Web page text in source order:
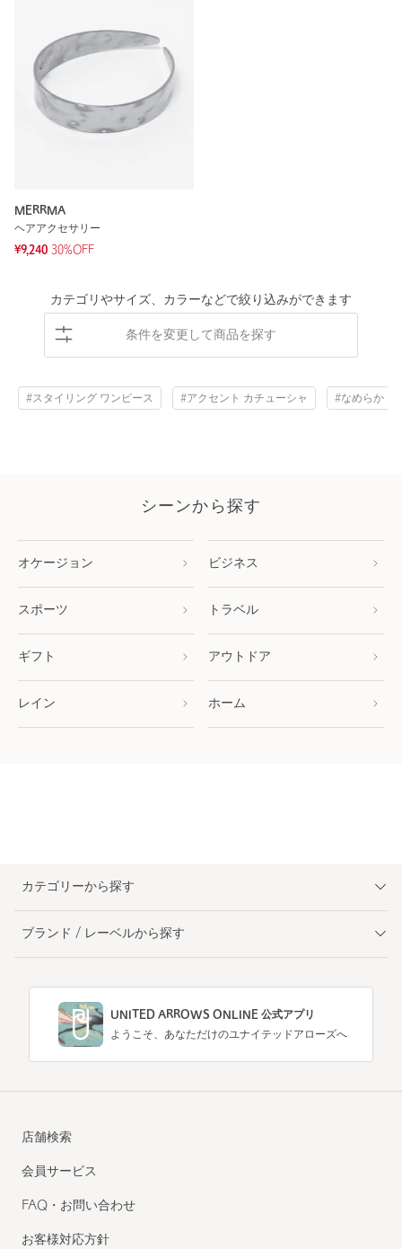
MERRMA
ヘアアクセサリー
¥9,240 30%OFF
カテゴリやサイズ、カラーなどで絞り込みができます
条件を変更して商品を探す
#スタイリング ワンピース #アクセント カチューシャ #なめらか コ
シーンから探す
オケージョン ビジネス
スポーツ トラベル
ギフト アウトドア
レイン ホーム
カテゴリーから探す
ブランド / レーベルから探す
UNITED ARROWS ONLINE 公式アプリ
ようこそ、あなただけのユナイテッドアローズへ
店舗検索
会員サービス
FAQ・お問い合わせ
お客様対応方針